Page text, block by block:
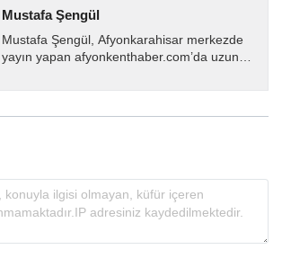
Mustafa Şengül
Mustafa Şengül, Afyonkarahisar merkezde
yayın yapan afyonkenthaber.com’da uzun
almakta, haber akışı...